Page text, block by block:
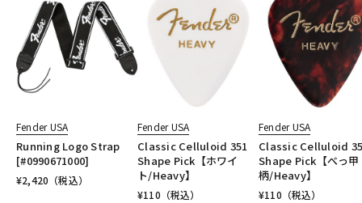
Fender USA
Running Logo Strap
[#0990671000]
¥2,420 （税込）
Fender USA
Classic Celluloid 351
Shape Pick【ホワイ
ト/Heavy】
¥110 （税込）
Fender USA
Classic Celluloid
Shape Pick【べっ甲
柄/Heavy】
¥110 （税込）